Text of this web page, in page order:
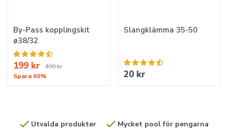
By-Pass kopplingskit
ø38/32
199 kr
499 kr
Spara 60%
Slangklämma 35-50
20 kr
Utvalda produkter
Mycket pool för pengarna